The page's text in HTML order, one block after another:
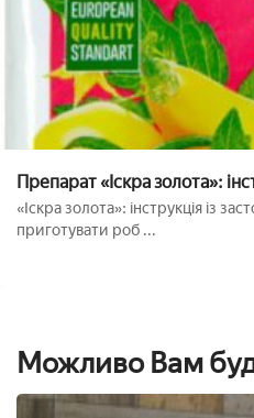
Препарат «Іскра золота»:
боротьби з шкідниками
«Іскра золота»: інструкція із
приготувати роб ...
Можливо Вам